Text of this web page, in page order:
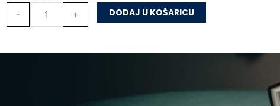
- + DODAJ U KOŠARICU